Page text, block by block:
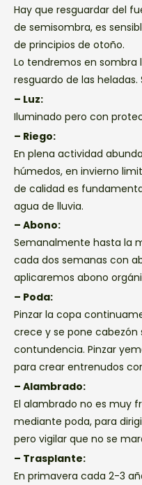
Hay que resguardar del
de semisombra, es
de principios de otoño.
Lo tendremos en sombra
resguardo de las
– Luz:
Iluminado pero con
– Riego:
En plena actividad
húmedos, en invierno
de calidad es
agua de lluvia.
– Abono:
Semanalmente hasta la
cada dos semanas con
aplicaremos abono
– Poda:
Pinzar la copa
crece y se pone cabezón
contundencia. Pinzar
para crear entrenudos
– Alambrado:
El alambrado no es muy
mediante poda, para
pero vigilar que no se
– Trasplante:
En primavera cada 2-3